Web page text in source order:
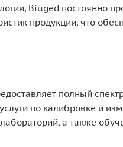
Biuged постоянно
продукции, что
полный
по калибровке и
а также